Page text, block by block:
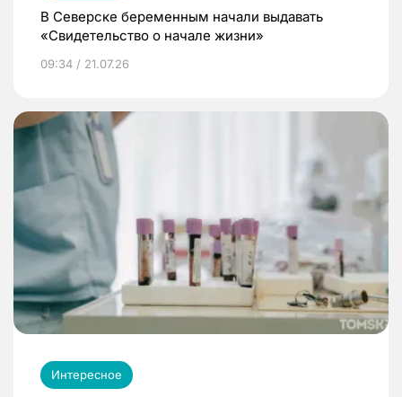
В Северске беременным начали выдавать
«Свидетельство о начале жизни»
09:34 / 21.07.26
Интересное